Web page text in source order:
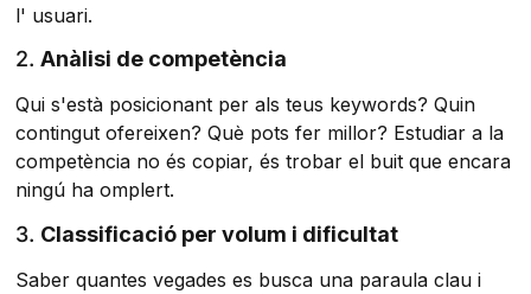
l' usuari.
2.Anàlisi de competència
Qui s'està posicionant per als teus keywords? Quin
contingut ofereixen? Què pots fer millor? Estudiar a la
competència no és copiar, és trobar el buit que encara
ningú ha omplert.
3. Classificació per volum i dificultat
Saber quantes vegades es busca una paraula clau i